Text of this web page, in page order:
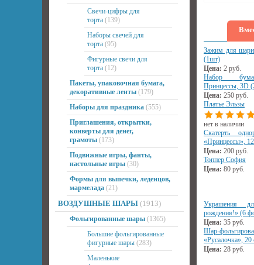
Свечи-цифры для
торта (139)
Наборы свечей для
торта (95)
Фигурные свечи для
торта (12)
Пакеты, упаковочная бумага,
декоративные ленты (179)
Наборы для праздника (555)
Приглашения, открытки,
конверты для денег,
грамоты (173)
Подвижные игры, фанты,
настольные игры (30)
Формы для выпечки, леденцов,
мармелада (21)
ВОЗДУШНЫЕ ШАРЫ (1913)
Фольгированные шары (1365)
Большие фольгированные
фигурные шары (283)
Маленькие
Зажим для
(1шт)
Цена: 2 руб.
Набор
Принцессы, 3D
Цена: 250 руб.
Платье Эльзы
нет в наличии
Скатерть
«Принцессы»,
Цена: 200 руб.
Топпер София
Цена: 80 руб.
Украшения
рождения!» (6
Цена: 35 руб.
Шар-
«Русалочка», 20
Цена: 28 руб.